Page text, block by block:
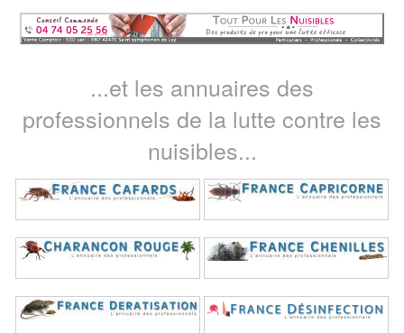
...et les annuaires des
professionnels de la lutte contre les
nuisibles...